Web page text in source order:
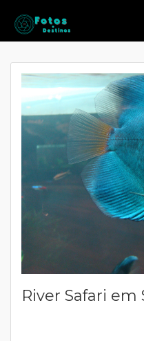
River Safari em